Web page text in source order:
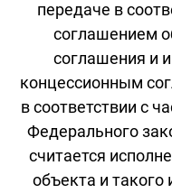
передаче в
соглашением
соглашения и
концессионным
в соответствии с
Федерального
считается
объекта и